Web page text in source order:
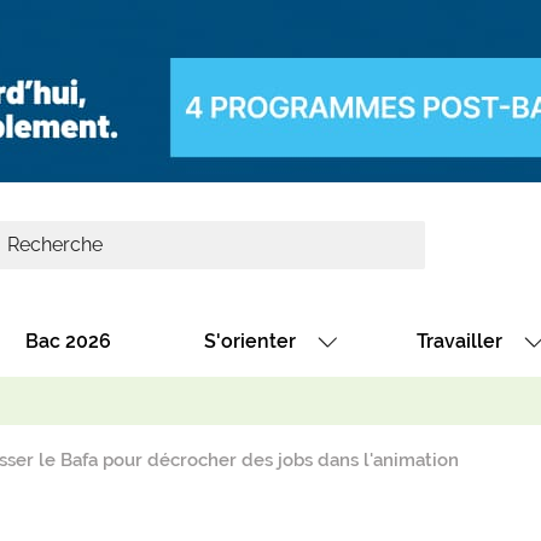
Bac 2026 S'orienter Travailler
le Bafa pour décrocher des jobs dans l'animation